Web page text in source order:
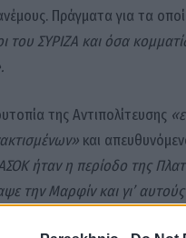
Πράγματα για τα
του ΣΥΡΙΖΑ και όσα
της Αντιπολίτευσης
και
ήταν η περίοδο της
την Μαρφίν και γι’
και μετά με το Κίνημα